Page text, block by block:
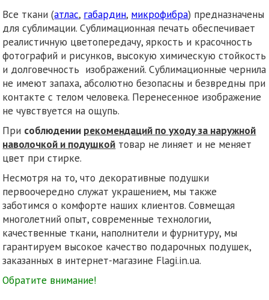
Все ткани (атлас, габардин, микрофибра) предназначены
для сублимации. Сублимационная печать обеспечивает
реалистичную цветопередачу, яркость и красочность
фотографий и рисунков, высокую химическую стойкость
и долговечность изображений. Сублимационные чернила
не имеют запаха, абсолютно безопасны и безвредны при
контакте с телом человека. Перенесенное изображение
не чувствуется на ощупь.
При соблюдении рекомендаций по уходу за наружной
наволочкой и подушкой товар не линяет и не меняет
цвет при стирке.
Несмотря на то, что декоративные подушки
первоочередно служат украшением, мы также
заботимся о комфорте наших клиентов. Совмещая
многолетний опыт, современные технологии,
качественные ткани, наполнители и фурнитуру, мы
гарантируем высокое качество подарочных подушек,
заказанных в интернет-магазине Flagi.in.ua.
Обратите внимание!